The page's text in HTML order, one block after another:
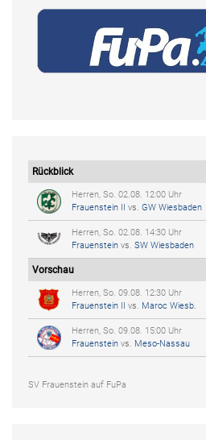
Rückblick
Herren, So. 02.08. 12:00 Uhr
Frauenstein II vs. GW Wiesbaden
Herren, So. 02.08. 14:30 Uhr
Frauenstein vs. SW Wiesbaden
Vorschau
Herren, So. 09.08. 12:30 Uhr
Frauenstein II vs. Maroc Wiesb.
Herren, So. 09.08. 15:00 Uhr
Frauenstein vs. Meso-Nassau
SV Frauenstein auf FuPa